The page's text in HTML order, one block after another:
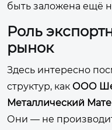
быть заложена ещё
Роль
рынок
Здесь интересно
структур, как ООО
Металлический
Они — не